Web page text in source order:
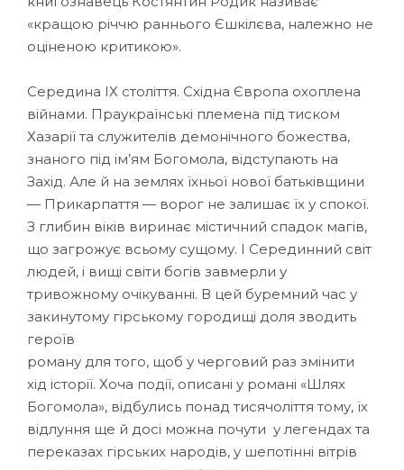
«кращою річчю раннього Єшкілєва, належно не
оціненою критикою».
Середина ІХ століття. Східна Європа охоплена
війнами. Праукраїнські племена під тиском
Хазарії та служителів демонічного божества,
знаного під ім’ям Богомола, відступають на
Захід. Але й на землях їхньої нової батьківщини
— Прикарпаття — ворог не залишає їх у спокої.
З глибин віків виринає містичний спадок магів,
що загрожує всьому сущому. І Серединний світ
людей, і вищі світи богів завмерли у
тривожному очікуванні. В цей буремний час у
закинутому гірському городищі доля зводить
героїв
роману для того, щоб у черговий раз змінити
хід історії. Хоча події, описані у романі «Шлях
Богомола», відбулись понад тисячоліття тому, їх
відлуння ще й досі можна почути у легендах та
переказах гірських народів, у шепотінні вітрів